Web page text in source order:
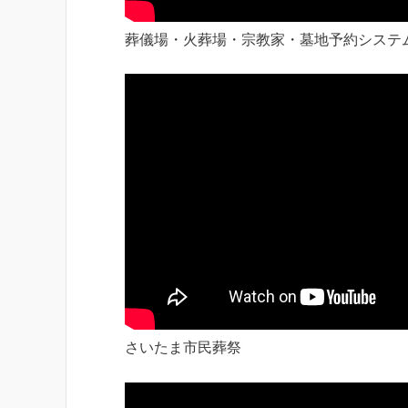
葬儀場・火葬場・宗教家・墓地予約システ
さいたま市民葬祭